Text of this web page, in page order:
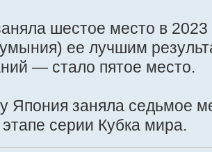
шестое место в 2023
ее лучшим
— стало пятое место.
Япония заняла седьмое
серии Кубка мира.